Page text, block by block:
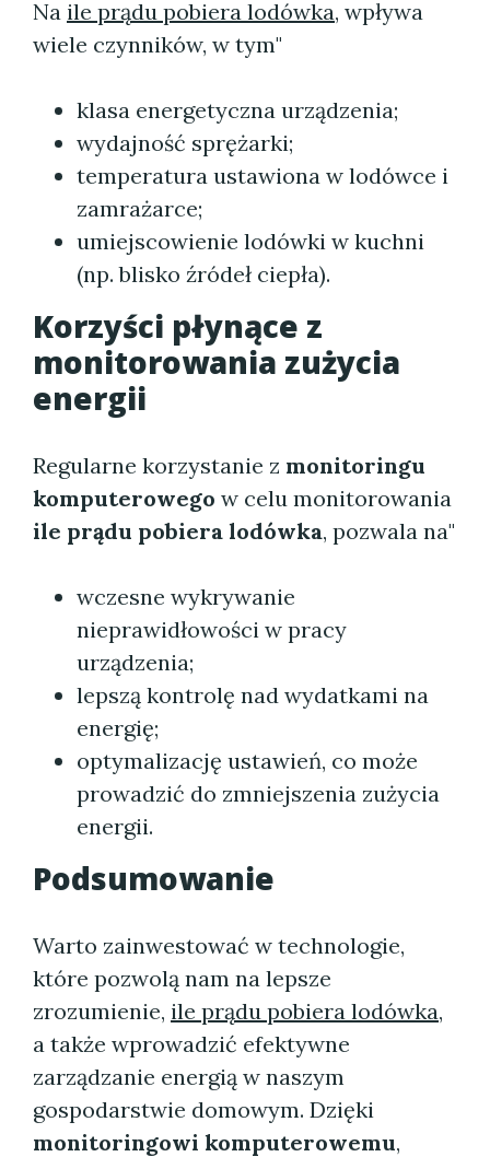
Na ile prądu pobiera lodówka, wpływa
wiele czynników, w tym"
klasa energetyczna urządzenia;
wydajność sprężarki;
temperatura ustawiona w lodówce i
zamrażarce;
umiejscowienie lodówki w kuchni
(np. blisko źródeł ciepła).
Korzyści płynące z
monitorowania zużycia
energii
Regularne korzystanie z monitoringu
komputerowego w celu monitorowania
ile prądu pobiera lodówka, pozwala na"
wczesne wykrywanie
nieprawidłowości w pracy
urządzenia;
lepszą kontrolę nad wydatkami na
energię;
optymalizację ustawień, co może
prowadzić do zmniejszenia zużycia
energii.
Podsumowanie
Warto zainwestować w technologie,
które pozwolą nam na lepsze
zrozumienie, ile prądu pobiera lodówka,
a także wprowadzić efektywne
zarządzanie energią w naszym
gospodarstwie domowym. Dzięki
monitoringowi komputerowemu,